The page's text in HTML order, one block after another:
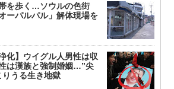
を歩く…ソウルの色街
ーパルパル」解体現場を
化】ウイグル人男性は収
は漢族と強制婚姻…”尖
りうる生き地獄